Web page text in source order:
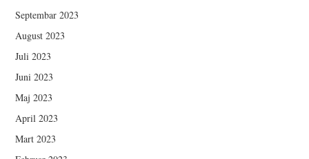
Septembar 2023
August 2023
Juli 2023
Juni 2023
Maj 2023
April 2023
Mart 2023